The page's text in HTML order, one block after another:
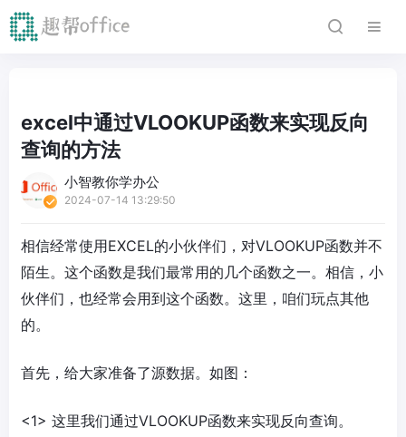
excel中通过VLOOKUP函数来实现反向
查询的方法
小智教你学办公
2024-07-14 13:29:50
相信经常使用EXCEL的小伙伴们，对VLOOKUP函数并不
陌生。这个函数是我们最常用的几个函数之一。相信，小
伙伴们，也经常会用到这个函数。这里，咱们玩点其他
的。
首先，给大家准备了源数据。如图：
<1> 这里我们通过VLOOKUP函数来实现反向查询。